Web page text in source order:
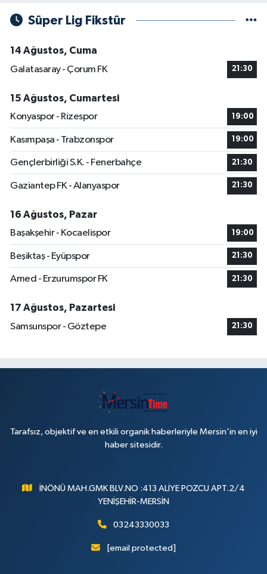
Süper Lig Fikstür
14 Ağustos, Cuma
Galatasaray - Çorum FK
21:30
15 Ağustos, Cumartesi
Konyaspor - Rizespor
19:00
Kasımpaşa - Trabzonspor 19:00
Gençlerbirliği S.K. - Fenerbahçe 21:30
Gaziantep FK - Alanyaspor 21:30
16 Ağustos, Pazar
Başakşehir - Kocaelispor
19:00
Beşiktaş - Eyüpspor 21:30
Amed - Erzurumspor FK 21:30
17 Ağustos, Pazartesi
Samsunspor - Göztepe
21:30
Tarafsız, objektif ve en etkili organik haberleriyle Mersin'in en iyi
haber sitesidir.
İNÖNÜ MAH.GMK BLV.NO :413 ALİYE POZCU APT.2/4
YENİŞEHİR-MERSİN
03243330033
[email protected]